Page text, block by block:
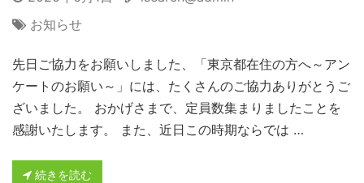
お知らせ
先日ご協力をお願いしました、「東京都在住の方へ～アン
ケートのお願い～」には、たくさんのご協力ありがとうご
ざいました。 おかげさまで、定員数集まりましたことを
感謝いたします。 また、近日この時期ならでは …
続きを読む